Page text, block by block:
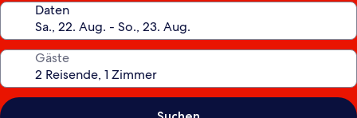
Daten
Gäste